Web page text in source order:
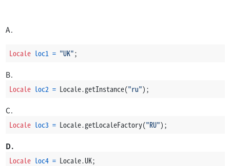
A.
Locale loc1 = "UK";
B.
Locale loc2 = Locale.getInstance("ru");
C.
Locale loc3 = Locale.getLocaleFactory("RU");
D.
Locale loc4 = Locale.UK;